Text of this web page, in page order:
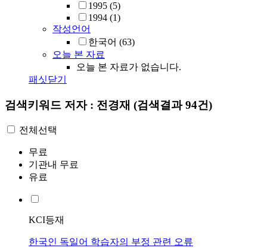
1995 (5)
1994 (1)
작성언어
한국어 (63)
오늘 본 자료
오늘 본 자료가 없습니다.
패싯닫기
검색키워드 저자 : 전경재 (검색결과 94건)
전체선택
무료
기관내 무료
유료
KCI등재
한국인 독일어 학습자의 부정 관련 오류